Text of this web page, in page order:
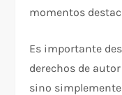
momentos
Es importante
derechos de
sino